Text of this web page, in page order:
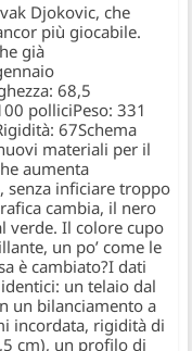
Djokovic, che
più giocabile.
già
68,5
polliciPeso: 331
67Schema
materiali per il
aumenta
senza inficiare troppo
cambia, il nero
verde. Il colore cupo
un po’ come le
è cambiato?I dati
un telaio dal
un bilanciamento a
incordata, rigidità di
cm), un profilo di